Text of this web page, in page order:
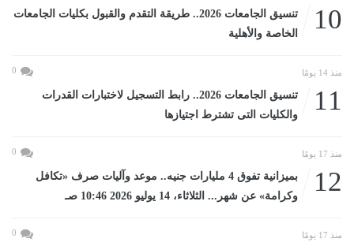
10
تنسيق الجامعات 2026.. طريقة التقدم والقبول بكليات الجامعات
الخاصة والأهلية
منذ 14 يومًا 0
11
تنسيق الجامعات 2026.. رابط التسجيل لاختبارات القدرات
والكليات التى تشترط اجتيازها
منذ 17 يومًا 0
12
بميزانية تفوق 4 مليارات جنيه.. موعد وآليات صرف «تكافل
وكرامة» عن شهر... الثلاثاء، 14 يوليو 2026 10:46 صـ
منذ 17 يومًا 0